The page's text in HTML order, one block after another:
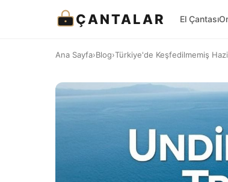
ÇANTALAR El Çantası
Ana Sayfa›Blog›Türkiye'de Keşfedilmemiş